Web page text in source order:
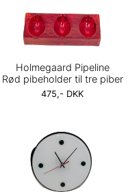
Holmegaard Pipeline
Rød pibeholder til tre piber
475,- DKK